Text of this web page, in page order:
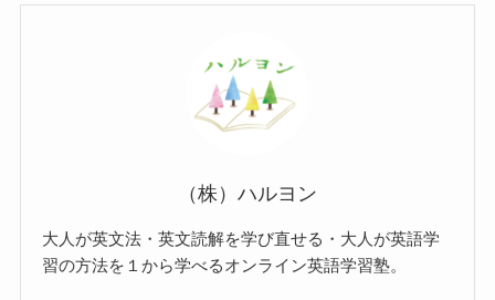
（株）ハルヨン
大人が英文法・英文読解を学び直せる・大人が英語学
習の方法を１から学べるオンライン英語学習塾。